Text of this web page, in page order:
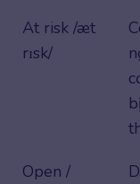
At risk /æt
rɪsk/
Open /